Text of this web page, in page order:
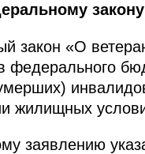
закон «О
федерального
жилищных
заявлению